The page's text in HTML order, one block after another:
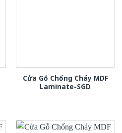
Cửa Gỗ Chống Cháy MDF
Laminate-SGD